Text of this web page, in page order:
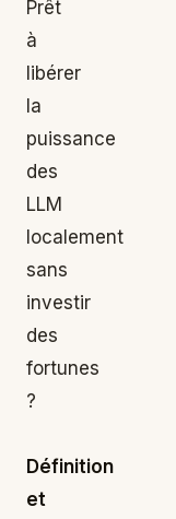
Prêt
à
libérer
la
puissance
des
LLM
localement
sans
investir
des
fortunes
?
Définition
et